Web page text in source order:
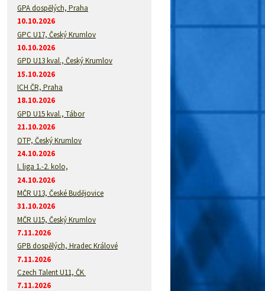
GPA dospělých, Praha
10.10.2026
GPC U17, Český Krumlov
10.10.2026
GPD U13 kval., Český Krumlov
15.10.2026
ICH ČR, Praha
18.10.2026
GPD U15 kval., Tábor
21.10.2026
OTP, Český Krumlov
24.10.2026
I. liga 1.-2. kolo,
24.10.2026
MČR U13, České Budějovice
31.10.2026
MČR U15, Český Krumlov
7.11.2026
GPB dospělých, Hradec Králové
7.11.2026
Czech Talent U11, ČK
7.11.2026